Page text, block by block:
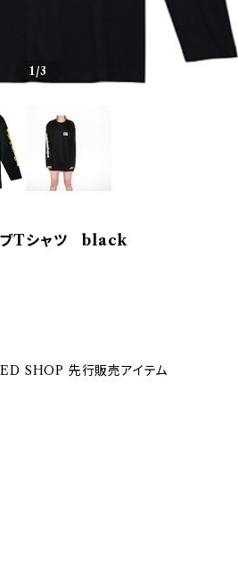
1/3
ブTシャツ black
SHOP 先行販売アイテム